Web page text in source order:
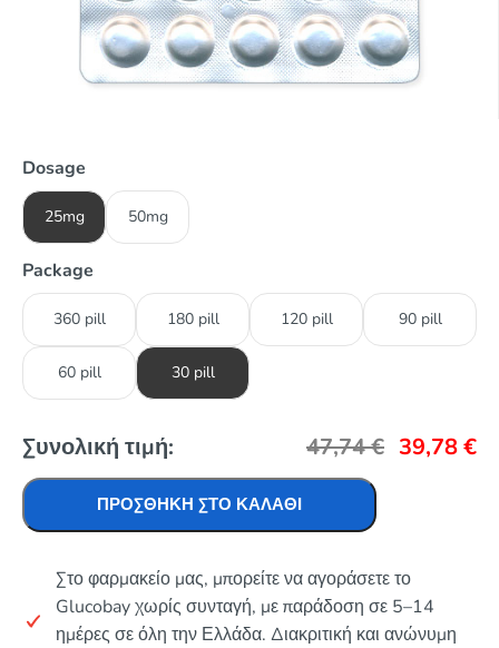
Dosage
25mg 50mg
Package
360 pill 180 pill 120 pill 90 pill
60 pill 30 pill
Συνολική τιμή: 47,74€ 39,78€
ΠΡΟΣΘΉΚΗ ΣΤΟ ΚΑΛΆΘΙ
Στο φαρμακείο μας, μπορείτε να αγοράσετε το
Glucobay χωρίς συνταγή, με παράδοση σε 5–14
ημέρες σε όλη την Ελλάδα. Διακριτική και ανώνυμη